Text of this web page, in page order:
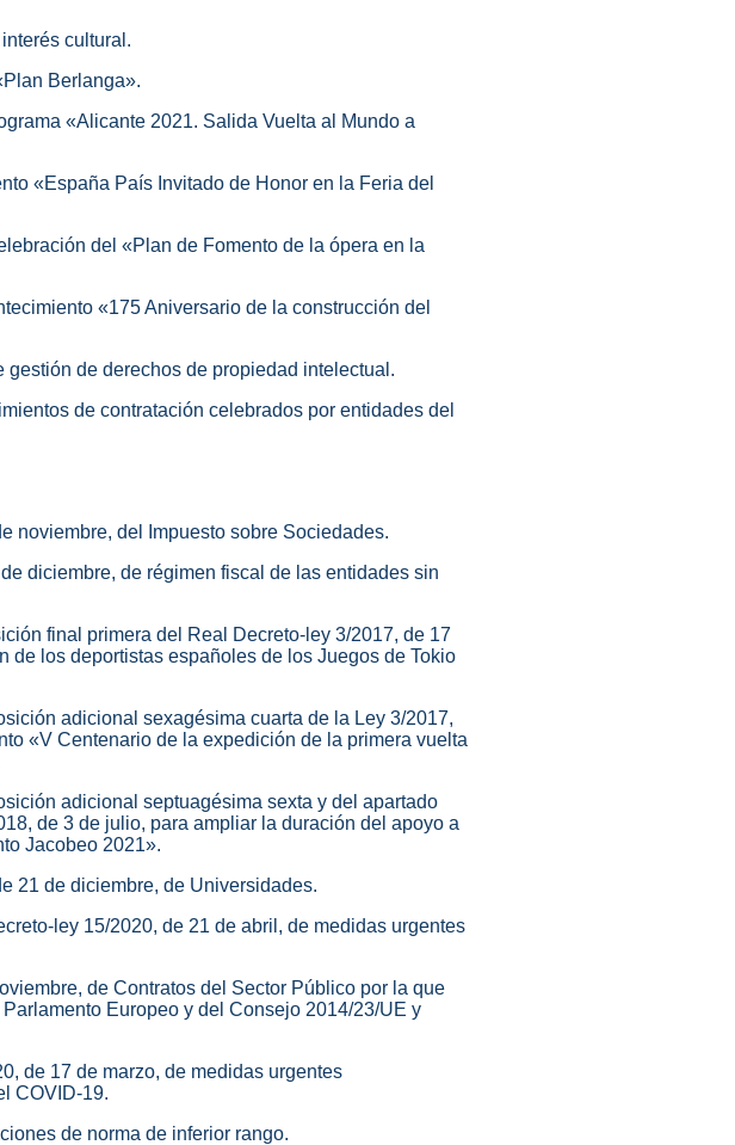
cultural.
Berlanga».
«Alicante 2021. Salida Vuelta al Mundo a
«España País Invitado de Honor en la Feria del
del «Plan de Fomento de la ópera en la
«175 Aniversario de la construcción del
de derechos de propiedad intelectual.
de contratación celebrados por entidades del
noviembre, del Impuesto sobre Sociedades.
diciembre, de régimen fiscal de las entidades sin
final primera del Real Decreto-ley 3/2017, de 17
de los deportistas españoles de los Juegos de Tokio
adicional sexagésima cuarta de la Ley 3/2017,
«V Centenario de la expedición de la primera vuelta
adicional septuagésima sexta y del apartado
de 3 de julio, para ampliar la duración del apoyo a
Jacobeo 2021».
21 de diciembre, de Universidades.
ley 15/2020, de 21 de abril, de medidas urgentes
de Contratos del Sector Público por la que
Europeo y del Consejo 2014/23/UE y
de 17 de marzo, de medidas urgentes
COVID-19.
de norma de inferior rango.